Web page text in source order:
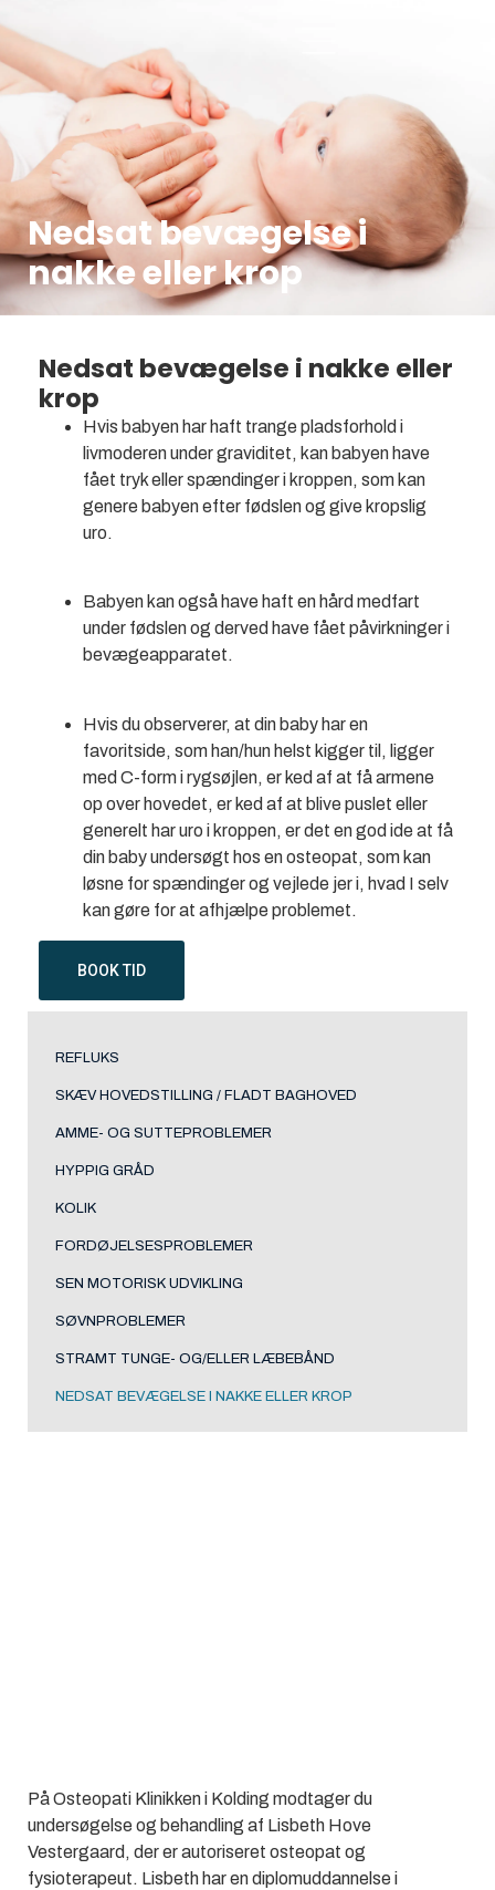
Nedsat bevægelse i
nakke eller krop
REFLUKS
SKÆV HOVEDSTILLING / FLADT BAGHOVED
AMME- OG SUTTEPROBLEMER
HYPPIG GRÅD
KOLIK
FORDØJELSESPROBLEMER
SEN MOTORISK UDVIKLING
SØVNPROBLEMER
STRAMT TUNGE- OG/ELLER LÆBEBÅND
NEDSAT BEVÆGELSE I NAKKE ELLER KROP
Nedsat bevægelse i nakke eller
krop
Hvis babyen har haft trange pladsforhold i
livmoderen under graviditet, kan babyen have
fået tryk eller spændinger i kroppen, som kan
genere babyen efter fødslen og give kropslig
uro.
Babyen kan også have haft en hård medfart
under fødslen og derved have fået påvirkninger i
bevægeapparatet.
Hvis du observerer, at din baby har en
favoritside, som han/hun helst kigger til, ligger
med C-form i rygsøjlen, er ked af at få armene
op over hovedet, er ked af at blive puslet eller
generelt har uro i kroppen, er det en god ide at få
din baby undersøgt hos en osteopat, som kan
løsne for spændinger og vejlede jer i, hvad I selv
kan gøre for at afhjælpe problemet.
BOOK TID
På Osteopati Klinikken i Kolding modtager du
undersøgelse og behandling af Lisbeth Hove
Vestergaard, der er autoriseret osteopat og
fysioterapeut. Lisbeth har en diplomuddannelse i